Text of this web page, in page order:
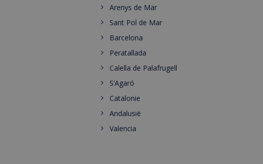
Arenys de Mar
Sant Pol de Mar
Barcelona
Peratallada
Calella de Palafrugell
S’Agaró
Catalonie
Andalusië
Valencia